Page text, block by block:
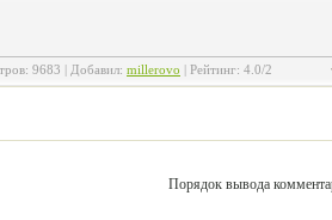
: 9683 Добавил: millerovo Рейтинг: 4.0/2
Порядок вывода